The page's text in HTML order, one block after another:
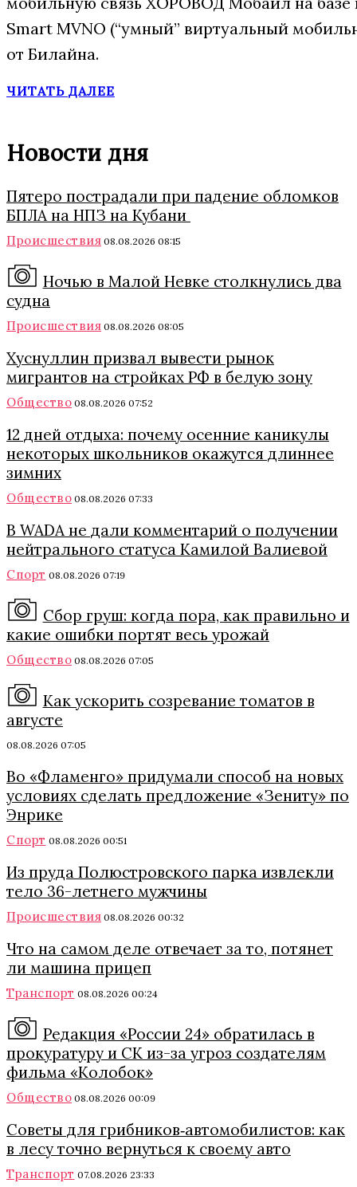
Smart MVNO (“умный” виртуальный
от Билайна.
ЧИТАТЬ ДАЛЕЕ
Новости дня
Пятеро пострадали при падение обломков
БПЛА на НПЗ на Кубани
Происшествия 08.08.2026 08:15
Ночью в Малой Невке столкнулись два
судна
Происшествия 08.08.2026 08:05
Хуснуллин призвал вывести рынок
мигрантов на стройках РФ в белую зону
Общество 08.08.2026 07:52
12 дней отдыха: почему осенние каникулы
некоторых школьников окажутся длиннее
зимних
Общество 08.08.2026 07:33
В WADA не дали комментарий о получении
нейтрального статуса Камилой Валиевой
Спорт 08.08.2026 07:19
Сбор груш: когда пора, как правильно и
какие ошибки портят весь урожай
Общество 08.08.2026 07:05
Как ускорить созревание томатов в
августе
08.08.2026 07:05
Во «Фламенго» придумали способ на новых
условиях сделать предложение «Зениту» по
Энрике
Спорт 08.08.2026 00:51
Из пруда Полюстровского парка извлекли
тело 36-летнего мужчины
Происшествия 08.08.2026 00:32
Что на самом деле отвечает за то, потянет
ли машина прицеп
Транспорт 08.08.2026 00:24
Редакция «России 24» обратилась в
прокуратуру и СК из-за угроз создателям
фильма «Колобок»
Общество 08.08.2026 00:09
Советы для грибников‑автомобилистов: как
в лесу точно вернуться к своему авто
Транспорт 07.08.2026 23:33